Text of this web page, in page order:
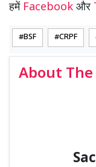
हमें Facebook और
BSF CRPF
About